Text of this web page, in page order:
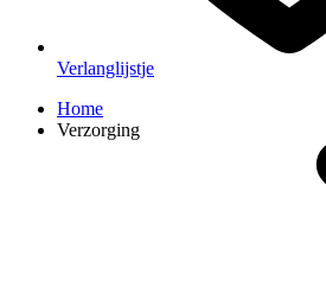
Verlanglijstje
Home
Verzorging